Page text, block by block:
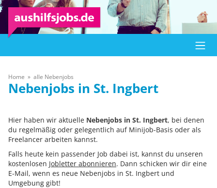
Home alle Nebenjobs
St. Ingbert
Hier haben wir aktuelle Nebenjobs in St. Ingbert, bei denen
du regelmäßig oder gelegentlich auf Minijob-Basis oder als
Freelancer arbeiten kannst.
Falls heute kein passender Job dabei ist, kannst du unseren
kostenlosen Jobletter abonnieren. Dann schicken wir dir eine
E-Mail, wenn es neue Nebenjobs in St. Ingbert und
Umgebung gibt!